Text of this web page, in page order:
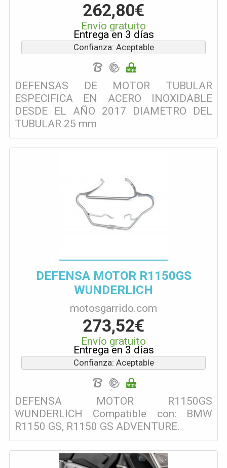
262,80€
Envío gratuito
Entrega en 3 días
Confianza: Aceptable
DEFENSAS DE MOTOR TUBULAR
ESPECIFICA EN ACERO INOXIDABLE
DESDE EL AÑO 2017 DIAMETRO DEL
TUBULAR 25 mm
DEFENSA MOTOR R1150GS
WUNDERLICH
motosgarrido.com
273,52€
Envío gratuito
Entrega en 3 días
Confianza: Aceptable
DEFENSA MOTOR R1150GS
WUNDERLICH Compatible con: BMW
R1150 GS, R1150 GS ADVENTURE.